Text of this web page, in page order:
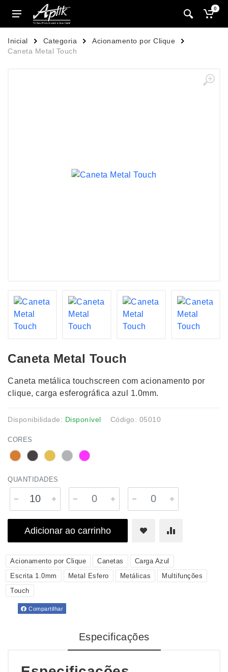
0
Inicial Categoria
Acionamento por Clique
Caneta Metal Touch
Caneta Metal Touch
Caneta metálica touchscreen com acionamento por
clique, carga esferográfica azul 1.0mm.
Disponibilidade: Disponível Código: 05010
CORES
QUANTIDADES
Adicionar ao carrinho
Acionamento por Clique Canetas
Carga Azul
Escrita 1.0mm
Metal Esfero Metálicas
Multifunções
Touch
Compartilhar
Especificações